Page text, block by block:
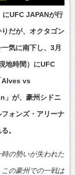
にUFC JAPANが行
だが、オクタゴン
気に南下し、3月
地時間）にUFC
Alves vs
」が、豪州シドニ
ォンズ・アリーナ
。
時の勢いが失われた
の豪州での一戦は